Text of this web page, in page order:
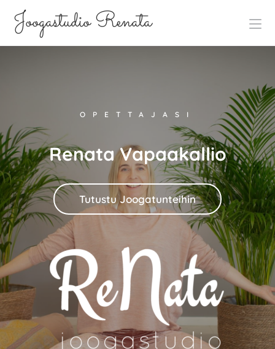
Joogastudio Renata
OPETTAJASI
Renata Vapaakallio
Tutustu Joogatunteihin